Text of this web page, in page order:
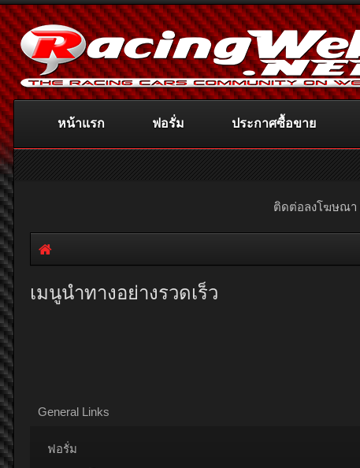
ติดต่อลงโฆษณา
เมนูนำทางอย่างรวดเร็ว
General Links
ฟอรั่ม
หน้าแรก ฟอรั่ม ประกาศซื้อขาย